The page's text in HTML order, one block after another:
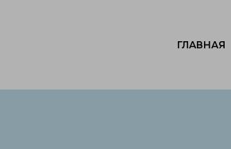
ГЛАВНАЯ